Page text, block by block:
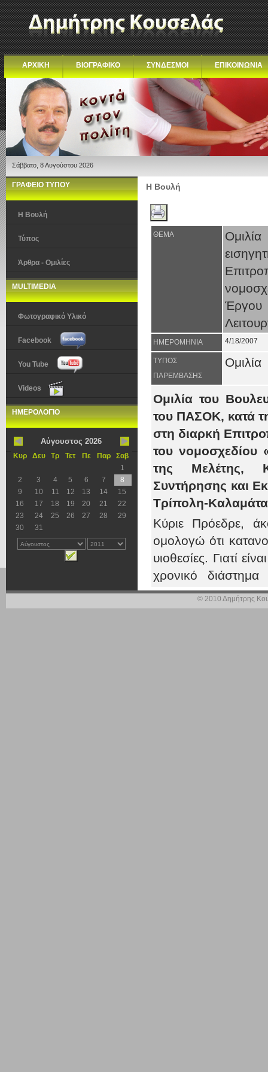
ΑΡΧΙΚΗ ΒΙΟΓΡΑΦΙΚΟ ΣΥΝΔΕΣΜΟΙ ΕΠΙΚΟΙΝΩΝΙΑ
Σάββατο, 8 Αυγούστου 2026
ΓΡΑΦΕΙΟ ΤΥΠΟΥ
Η Βουλή
Τύπος
Άρθρα - Ομιλίες
MULTIMEDIA
Φωτογραφικό Υλικό
Facebook
You Tube
Videos
ΗΜΕΡΟΛΟΓΙΟ
Αύγουστος 2026
Κυρ Δευ Τρ Τετ Πε Παρ
Σαβ
1
2
3 4 5 6 7
8
9
10 11 12 13 14
15
16
17 18 19 20 21
22
23
24 25 26 27 28
29
30
31
Η Βουλή
ΘΕΜΑ
Έργου
ΗΜΕΡΟΜΗΝΙΑ 4/18/2007
ΤΥΠΟΣ
ΠΑΡΕΜΒΑΣΗΣ
Ομιλία
Ομιλία του
του ΠΑΣΟΚ, κατά
στη διαρκή
του
της Μελέτης,
Συντήρησης και
Τρίπολη-
Κύριε Πρόεδρε,
ομολογώ ότι
υιοθεσίες. Γιατί
χρονικό
λοιπόν, δεν σας
είδους
© 2010 Δημήτρης